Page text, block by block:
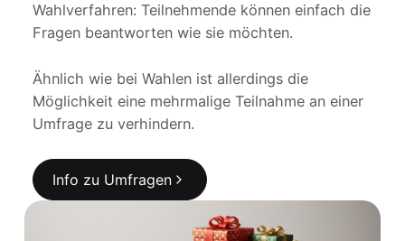
Wahlverfahren: Teilnehmende können einfach die
Fragen beantworten wie sie möchten.
Ähnlich wie bei Wahlen ist allerdings die
Möglichkeit eine mehrmalige Teilnahme an einer
Umfrage zu verhindern.
Info zu Umfragen